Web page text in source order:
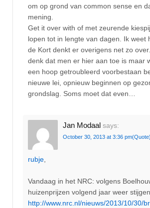
om op grond van common sense en
mening.
Get it over with of met zeurende
lopen tot in lengte van dagen. Ik weet
de Kort denkt er overigens net zo
denk dat men er hier aan toe is maar
een hoop getroubleerd voorbestaan
nieuwe lei, opnieuw beginnen op
grondslag. Soms moet dat even…
Jan Modaal says:
October 30, 2013 at 3:36 pm(Quote)
rubje
Vandaag in het NRC: volgens
huizenprijzen volgend jaar weer
http://www.nrc.nl/nieuws/2013/10/30/